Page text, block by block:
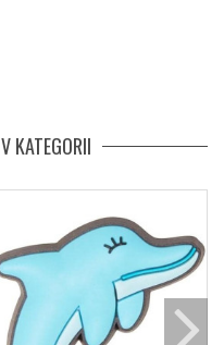
KATEGORII